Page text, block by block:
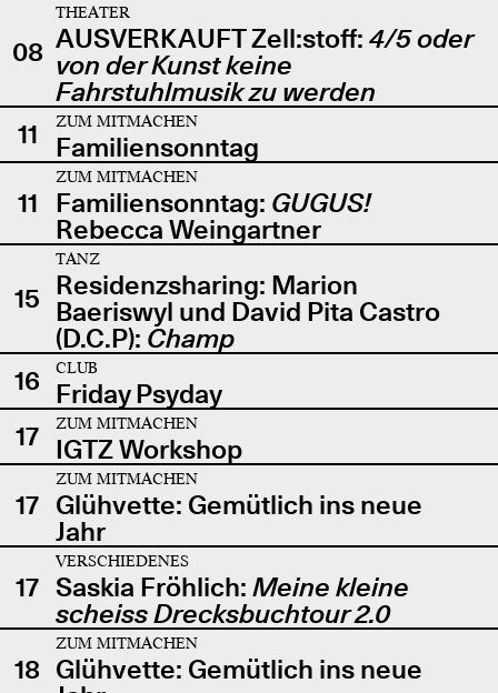
08
THEATER
AUSVERKAUFT Zell:stoff: 4/5 oder
von der Kunst keine
Fahrstuhlmusik zu werden
11
ZUM MITMACHEN
Familiensonntag
11
ZUM MITMACHEN
Familiensonntag: GUGUS!
Rebecca Weingartner
15
TANZ
Residenzsharing: Marion
Baeriswyl und David Pita Castro
(D.C.P): Champ
16
CLUB
Friday Psyday
17
ZUM MITMACHEN
IGTZ Workshop
17
ZUM MITMACHEN
Glühvette: Gemütlich ins neue
Jahr
17
VERSCHIEDENES
Saskia Fröhlich: Meine kleine
scheiss Drecksbuchtour 2.0
18
ZUM MITMACHEN
Glühvette: Gemütlich ins neue